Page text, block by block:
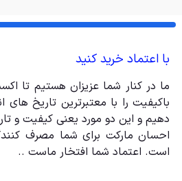
با اعتماد خرید کنید
ما در کنار شما عزیزان هستیم تا
باکیفیت را با معتبرترین تاریخ های
دهیم و این دو مورد یعنی کیفیت و
احسان مارکت برای شما مصرف
است. اعتماد شما افتخار ماست ..